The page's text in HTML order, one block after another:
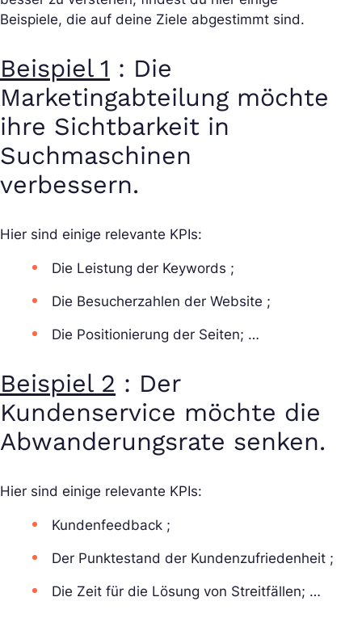
Beispiele, die auf deine Ziele abgestimmt sind.
Beispiel 1 : Die
Marketingabteilung möchte
ihre Sichtbarkeit in
Suchmaschinen
verbessern.
Hier sind einige relevante KPIs:
Die Leistung der Keywords ;
Die Besucherzahlen der Website ;
Die Positionierung der Seiten; …
Beispiel 2 : Der
Kundenservice möchte die
Abwanderungsrate senken.
Hier sind einige relevante KPIs:
Kundenfeedback ;
Der Punktestand der Kundenzufriedenheit ;
Die Zeit für die Lösung von Streitfällen; …